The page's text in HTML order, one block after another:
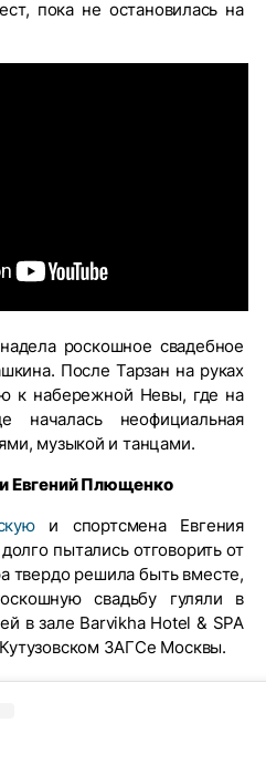
пока не остановилась на
роскошное свадебное
После Тарзан на руках
к набережной Невы, где на
началась неофициальная
музыкой и танцами.
Евгений Плющенко
и спортсмена Евгения
пытались отговорить от
твердо решила быть вместе,
свадьбу гуляли в
в зале Barvikha Hotel & SPA
ЗАГСе Москвы.